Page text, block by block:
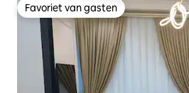
Favoriet van gasten
Favoriet van gasten